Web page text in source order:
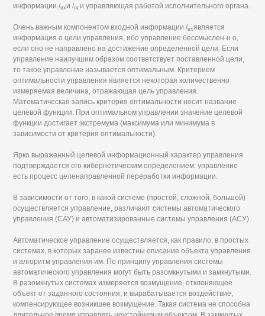
информации /вх и /ос и управляющая работой исполнительного органа.
Очень важным компонентом входной информации /вхявляется
информация о цели управления, ибо управление бессмыслен-н о,
если оно не направлено на достижение определенной цели. Если
управление наилучшим образом соответствует поставленной цели,
то такое управление называется оптимальным. Критерием
оптимальности управления является некоторая количественно
измеряемая величина, отражающая цель управления.
Математическая запись критерия оптимальности носит название
целевой функции. При оптимальном управлении значение целевой
функции достигает экстремума (максимума или минимума в
зависимости от критерия оптимальности).
Ярко выраженный целевой информационный характер управления
подтверждается его кибернетическим определением: управление
есть процесс целенаправленной переработки информации.
В зависимости от того, в какой системе (простой, сложной, большой)
осуществляется управление, различают системы автоматического
управления (САУ) и автоматизированные системы управления (АСУ).
Автоматическое управление осуществляется, как правило, в простых
системах, в которых заранее известны описание объекта управления
и алгоритм управления им. По принципу управления системы
автоматического управления могут быть разомкнутыми и замкнутыми.
В разомкнутых системах измеряется возмущение, отклоняющее
объект от заданного состояния, и вырабатывается воздействие,
компенсирующее возникшее возмущение. Такая система не способна